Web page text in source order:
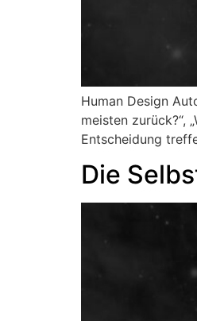
Human Design
meisten zurück?“,
Entscheidung
Die